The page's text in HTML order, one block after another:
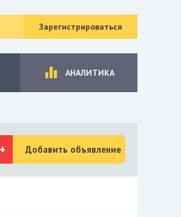
Зарегистрироваться
АНАЛИТИКА
Добавить объявление